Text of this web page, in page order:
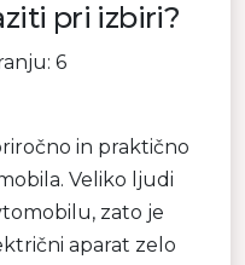
pri izbiri?
6
in praktično
Veliko ljudi
zato je
aparat zelo